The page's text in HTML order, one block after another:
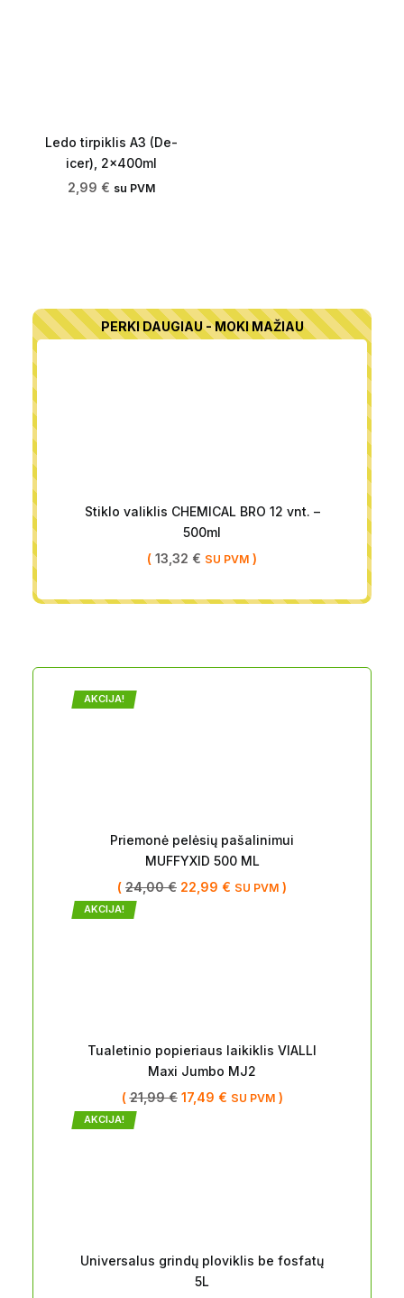
Ledo tirpiklis A3 (De-
icer), 2x400ml
2,99 € su PVM
PERKI DAUGIAU - MOKI MAŽIAU
Stiklo valiklis CHEMICAL BRO 12 vnt. –
500ml
( 13,32 € SU PVM )
Priemonė pelėsių pašalinimui
MUFFYXID 500 ML
( 24,00€ 22,99 € SU PVM )
AKCIJA!
Tualetinio popieriaus laikiklis VIALLI
Maxi Jumbo MJ2
(21,99€ 17,49 € SU PVM)
AKCIJA!
Universalus grindų ploviklis be fosfatų
5L
AKCIJA!